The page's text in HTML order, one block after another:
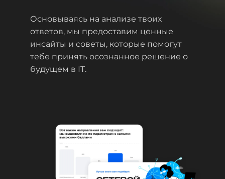
Основываясь на анализе твоих
ответов, мы предоставим ценные
инсайты и советы, которые помогут
тебе принять осознанное решение о
будущем в IT.